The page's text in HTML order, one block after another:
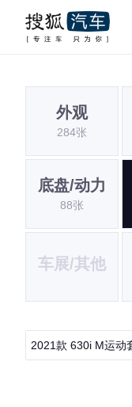
外观
284张
底盘/动力
88张
车展/其他
2021款 630i M运动